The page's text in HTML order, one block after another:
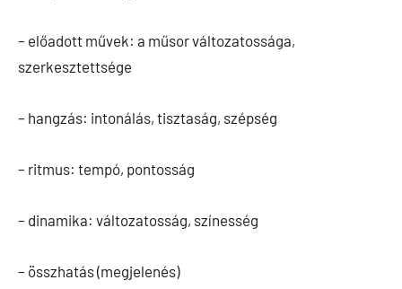
– előadott művek: a műsor változatossága,
szerkesztettsége
– hangzás: intonálás, tisztaság, szépség
– ritmus: tempó, pontosság
– dinamika: változatosság, színesség
– összhatás (megjelenés)